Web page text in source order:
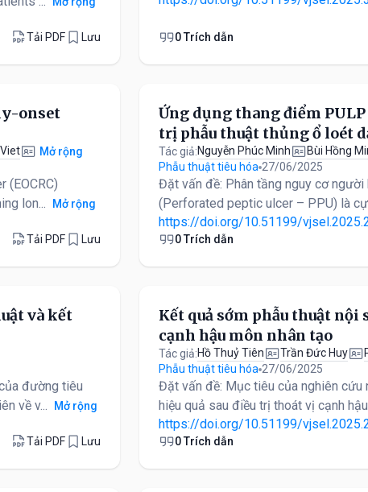
Tải PDF Lưu 0 Trích dẫn
onset
Mở rộng
(EOCRC)
lon...
Mở rộng
Tải PDF Lưu
Ứng dụng thang điểm
trị phẫu thuật thủng ổ loét
Tác giả:Nguyễn Phúc Minh Bùi Hồng
Phẫu thuật tiêu hóa 27/06/2025
Đặt vấn đề: Phân tầng nguy cơ
(Perforated peptic ulcer – PPU) là
https://doi.org/10.51199/
0 Trích dẫn
và kết
đường tiêu
về v...
Mở rộng
Tải PDF Lưu
Kết quả sớm phẫu thuật
cạnh hậu môn nhân tạo
Tác giả:Hồ Thuỷ Tiên Trần Đức Huy
Phẫu thuật tiêu hóa 27/06/2025
Đặt vấn đề: Mục tiêu của nghiên cứu
hiệu quả sau điều trị thoát vị cạnh
https://doi.org/10.51199/
0 Trích dẫn